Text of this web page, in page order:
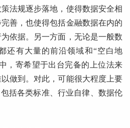
法规逐步落地，使得数据安全相
善，也使得包括金融数据在内的
依据。另一方面，无论是一般数
还有大量的前沿领域和“空白地
，寄希望于出台完备的上位法来
做到。对此，可能很大程度上要
括各类标准、行业自律、数据伦